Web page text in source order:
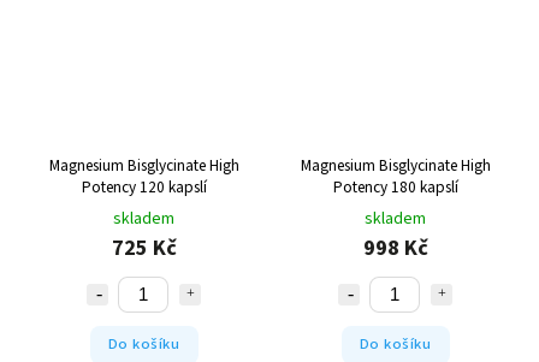
Magnesium Bisglycinate High
Potency 120 kapslí
skladem
725 Kč
Do košíku
Magnesium Bisglycinate High
Potency 180 kapslí
skladem
998 Kč
Do košíku